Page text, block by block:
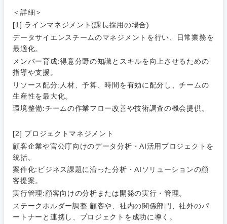
＜詳細＞
[1] ラインマネジメント(課長採用の場合)
データサイエンスチームのマネジメントを行い、日常業務を
最適化。
メンバー育成:得意分野の知識とスキルを向上させるための
指導や支援。
リソース配分:人材、予算、時間を有効に配分し、チームの
生産性を最大化。
環境整備:チームの作業フロー改善や技術調査の機会提供。
[2] プロジェクトマネジメント
顧客企業や官公庁向けのデータ分析・AI活用プロジェクトを
統括。
案件化:ビジネス課題に沿った分析・AIソリューションの顧
客提案。
実行管理:顧客向けの分析または開発の実行・管理。
ステークホルダー調整:顧客や、社内の関係部門、社外のパ
ートナーと連携し、プロジェクトを成功に導く。
営業
サービス
クリエイ
ティブ
コンサル
タント
専門職
Webサー
ビス・制
作、ゲー
その他企画業務
コンサルタント
専門職
技術職（IT）、Webサービス・制作、ゲーム
金融専門職
メディカル
不動産専門職
建設・施工管理
金融
建設・不動産
倉庫・運輸・物流
IT・通信
コンサル・シンクタンク
上場企業
スタートアップ企
業
外資系企業
転勤なし
フルリモート